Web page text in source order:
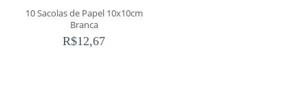
10 Sacolas de Papel 10x10cm
Branca
R$12,67